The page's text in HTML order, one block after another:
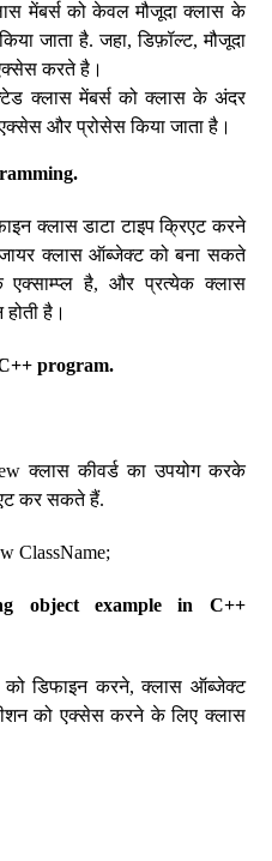
मेंबर्स को केवल मौजूदा क्लास के
जाता है. जहा, डिफ़ॉल्ट, मौजूदा
करते है।
क्लास मेंबर्स को क्लास के अंदर
और प्रोसेस किया जाता है।
क्लास डाटा टाइप क्रिएट करने
क्लास ऑब्जेक्ट को बना सकते
है, और प्रत्येक क्लास
है।
program.
क्लास कीवर्ड का उपयोग करके
कर सकते हैं.
ClassName;
object example in C++
को डिफाइन करने, क्लास ऑब्जेक्ट
को एक्सेस करने के लिए क्लास